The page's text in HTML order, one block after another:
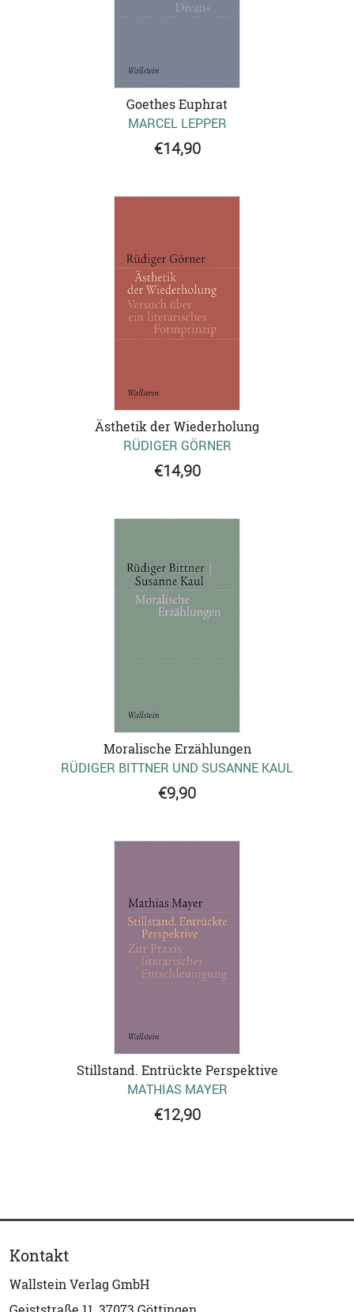
Goethes Euphrat
MARCEL LEPPER
€14,90
Ästhetik der Wiederholung
RÜDIGER GÖRNER
€14,90
Moralische Erzählungen
RÜDIGER BITTNER UND SUSANNE KAUL
€9,90
Stillstand. Entrückte Perspektive
MATHIAS MAYER
€12,90
Kontakt
Wallstein Verlag GmbH